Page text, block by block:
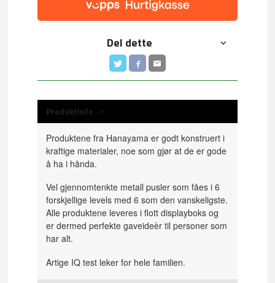
Del dette
Produktinfo
Produktene fra Hanayama er godt konstruert i
kraftige materialer, noe som gjør at de er gode
å ha i hånda.
Vel gjennomtenkte metall pusler som fåes i 6
forskjellige levels med 6 som den vanskeligste.
Alle produktene leveres i flott displayboks og
er dermed perfekte gaveideèr til personer som
har alt.
Artige IQ test leker for hele familien.